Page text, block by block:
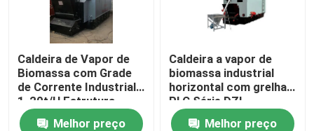
Caldeira de Vapor de
Biomassa com Grade
de Corrente Industrial
1-20t/H Estrutura
Horizontal
Melhor preço
Caldeira a vapor de
biomassa industrial
horizontal com grelha
PLC Série DZL
Melhor preço